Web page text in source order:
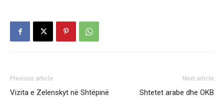
Previous article
Vizita e Zelenskyt në Shtëpinë
Next article
Shtetet arabe dhe OKB